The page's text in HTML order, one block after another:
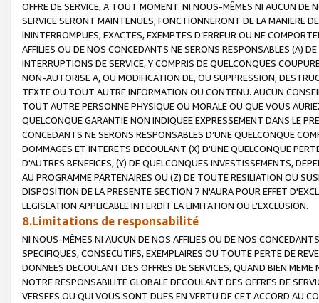
OFFRE DE SERVICE, A TOUT MOMENT. NI NOUS-MÊMES NI AUCUN DE
SERVICE SERONT MAINTENUES, FONCTIONNERONT DE LA MANIERE
ININTERROMPUES, EXACTES, EXEMPTES D’ERREUR OU NE
AFFILIES OU DE NOS CONCEDANTS NE SERONS RESPONSABLES (A)
INTERRUPTIONS DE SERVICE, Y COMPRIS DE QUELCONQUES
NON-AUTORISE A, OU MODIFICATION DE, OU SUPPRESSION,
TEXTE OU TOUT AUTRE INFORMATION OU CONTENU. AUCUN
TOUT AUTRE PERSONNE PHYSIQUE OU MORALE OU QUE VOUS
QUELCONQUE GARANTIE NON INDIQUEE EXPRESSEMENT DANS LE
CONCEDANTS NE SERONS RESPONSABLES D’UNE QUELCONQUE
DOMMAGES ET INTERETS DECOULANT (X) D'UNE QUELCONQUE
D'AUTRES BENEFICES, (Y) DE QUELCONQUES INVESTISSEMENTS,
AU PROGRAMME PARTENAIRES OU (Z) DE TOUTE RESILIATION OU
DISPOSITION DE LA PRESENTE SECTION 7 N'AURA POUR EFFET
LEGISLATION APPLICABLE INTERDIT LA LIMITATION OU L’EXCLUSION.
8.Limitations de responsabilité
NI NOUS-MÊMES NI AUCUN DE NOS AFFILIES OU DE NOS
SPECIFIQUES, CONSECUTIFS, EXEMPLAIRES OU TOUTE PERTE DE
DONNEES DECOULANT DES OFFRES DE SERVICES, QUAND BIEN
NOTRE RESPONSABILITE GLOBALE DECOULANT DES OFFRES DE
VERSEES OU QUI VOUS SONT DUES EN VERTU DE CET ACCORD AU